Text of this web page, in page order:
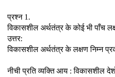
प्रश्न 1.
विकासशील अर्थतंत्र के कोई भी पाँच
उत्तर:
विकासशील अर्थतंत्र के लक्षण निम्न
नीची प्रति व्यक्ति आय : विकासशील